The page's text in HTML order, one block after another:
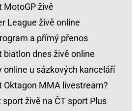
MotoGP živě
League živě online
a přímý přenos
biatlon dnes živě online
online u sázkových kanceláří
Oktagon MMA livestream?
živě na ČT sport Plus